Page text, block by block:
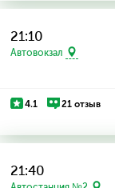
21:10
Автовокзал
4.1 21 отзыв
21:40